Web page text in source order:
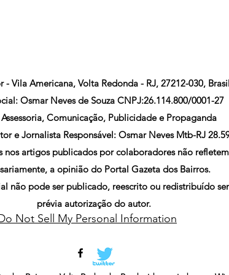
- Vila Americana, Volta Redonda - RJ, 27212-030, Brasil
Osmar Neves de Souza CNPJ:26.114.800/0001-27
Comunicação, Publicidade e Propaganda
e Jornalista Responsável: Osmar Neves Mtb-RJ
nos artigos publicados por colaboradores não
a opinião do Portal Gazeta dos Bairros.
não pode ser publicado, reescrito ou redistribuído
prévia autorização do autor.
Not Sell My Personal Information